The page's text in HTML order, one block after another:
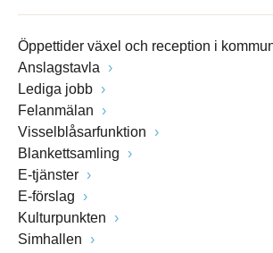
Öppettider växel och reception i
Anslagstavla
Lediga jobb
Felanmälan
Visselblåsarfunktion
Blankettsamling
E-tjänster
E-förslag
Kulturpunkten
Simhallen